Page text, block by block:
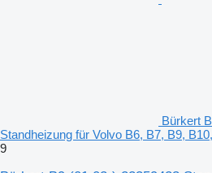
Bürkert
Standheizung für Volvo B6, B7, B9,
9